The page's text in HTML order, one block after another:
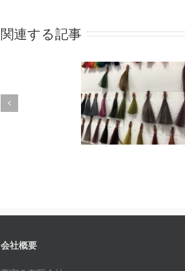
関連する記事
PHだけで片付け
会社概要